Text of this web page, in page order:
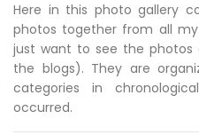
Here in this photo gallery
photos together from all
just want to see the
the blogs). They are
categories in
occurred.